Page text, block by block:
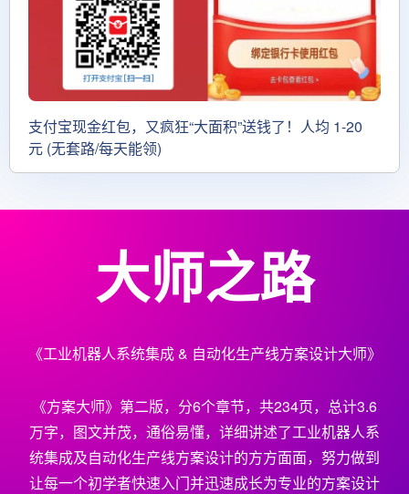
支付宝现金红包，又疯狂“大面积”送钱了！人均 1-20
元 (无套路/每天能领)
大师之路
《工业机器人系统集成 & 自动化生产线方案设计大师》
《方案大师》第二版，分6个章节，共234页，总计3.6
万字，图文并茂，通俗易懂，详细讲述了工业机器人系
统集成及自动化生产线方案设计的方方面面，努力做到
让每一个初学者快速入门并迅速成长为专业的方案设计